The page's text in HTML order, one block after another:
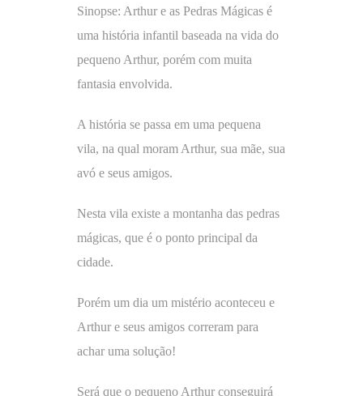
Sinopse: Arthur e as Pedras Mágicas é
uma história infantil baseada na vida do
pequeno Arthur, porém com muita
fantasia envolvida.
A história se passa em uma pequena
vila, na qual moram Arthur, sua mãe, sua
avó e seus amigos.
Nesta vila existe a montanha das pedras
mágicas, que é o ponto principal da
cidade.
Porém um dia um mistério aconteceu e
Arthur e seus amigos correram para
achar uma solução!
Será que o pequeno Arthur conseguirá